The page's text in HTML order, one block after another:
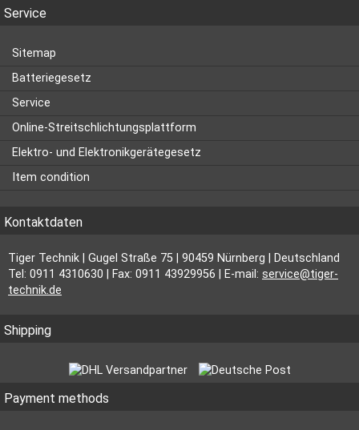
Service
Sitemap
Batteriegesetz
Service
Online-Streitschlichtungsplattform
Elektro- und Elektronikgerätegesetz
Item condition
Kontaktdaten
Tiger Technik | Gugel Straße 75 | 90459 Nürnberg | Deutschland
Tel: 0911 4310630 | Fax: 0911 43929956 | E-mail: service@tiger-
technik.de
Shipping
Payment methods